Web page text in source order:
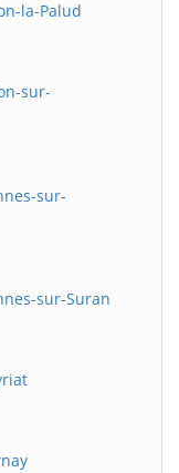
la-Palud
sur-
sur-
sur-Suran